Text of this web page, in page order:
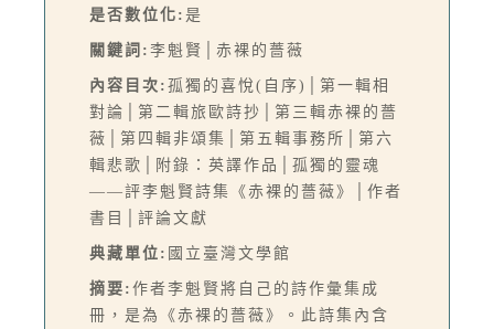
是否數位化: 是
關鍵詞: 李魁賢│赤裸的薔薇
內容目次: 孤獨的喜悅(自序)│第一輯相
對論│第二輯旅歐詩抄│第三輯赤裸的薔
薇│第四輯非頌集│第五輯事務所│第六
輯悲歌│附錄：英譯作品│孤獨的靈魂
——評李魁賢詩集《赤裸的薔薇》│作者
書目│評論文獻
典藏單位: 國立臺灣文學館
摘要: 作者李魁賢將自己的詩作彙集成
冊，是為《赤裸的薔薇》。此詩集內含